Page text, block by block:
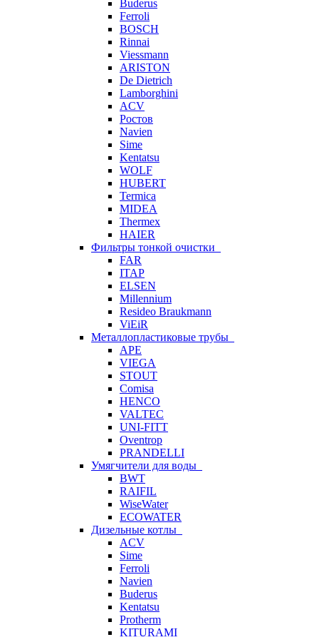
Buderus
Ferroli
BOSCH
Rinnai
Viessmann
ARISTON
De Dietrich
Lamborghini
ACV
Ростов
Navien
Sime
Kentatsu
WOLF
HUBERT
Termica
MIDEA
Thermex
HAIER
Фильтры тонкой очистки
FAR
ITAP
ELSEN
Millennium
Resideo Braukmann
ViEiR
Металлопластиковые трубы
APE
VIEGA
STOUT
Comisa
HENCO
VALTEC
UNI-FITT
Oventrop
PRANDELLI
Умягчители для воды
BWT
RAIFIL
WiseWater
ECOWATER
Дизельные котлы
ACV
Sime
Ferroli
Navien
Buderus
Kentatsu
Protherm
KITURAMI